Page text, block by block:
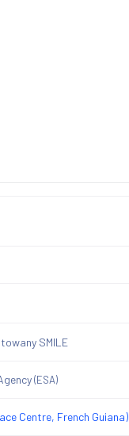
(ESA)
Centre, French Guiana)